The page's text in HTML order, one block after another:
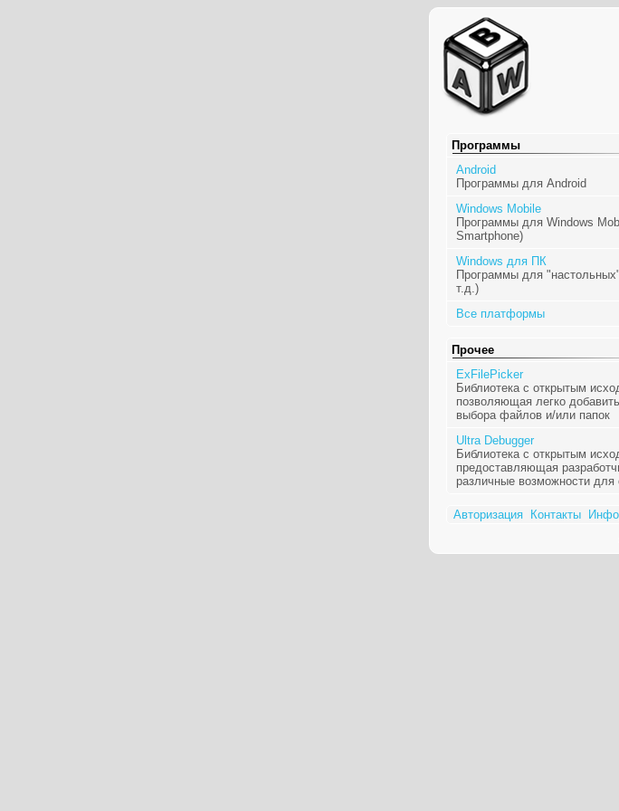
Программы
Android
Программы для Android
Windows Mobile
Программы для Windows
Smartphone)
Windows для ПК
Программы для
т.д.)
Все платформы
Прочее
ExFilePicker
Библиотека с открытым
позволяющая легко
выбора файлов и/или папок
Ultra Debugger
Библиотека с открытым
предоставляющая
различные возможности для
Авторизация Контакты